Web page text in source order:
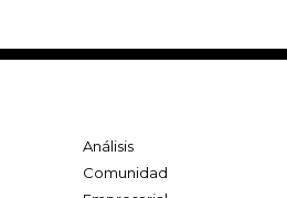
Análisis
Comunidad